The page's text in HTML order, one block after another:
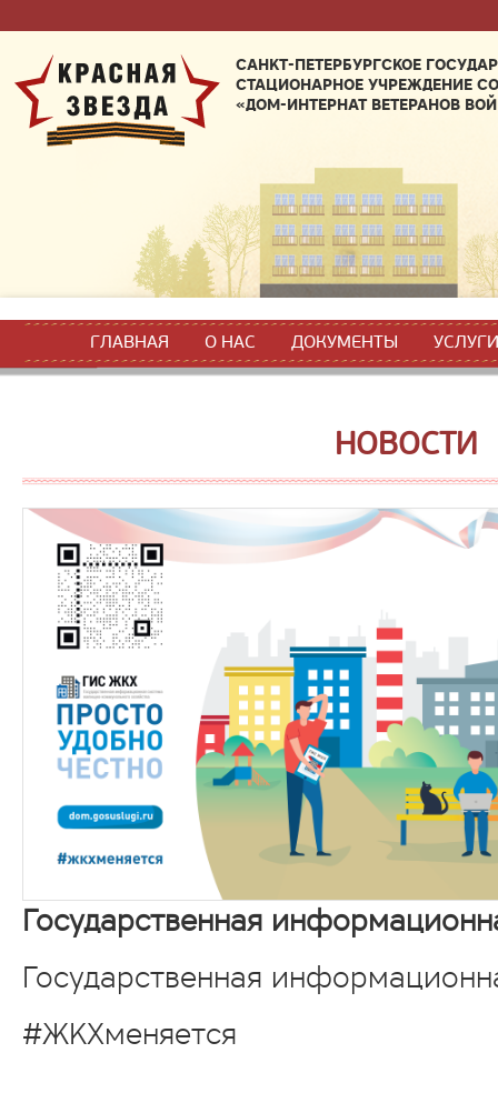
САНКТ-ПЕТЕРБУРГСКОЕ
СТАЦИОНАРНОЕ УЧРЕЖДЕНИЕ
«ДОМ-ИНТЕРНАТ ВЕТЕРАНОВ
ГЛАВНАЯ О НАС ДОКУМЕНТЫ УСЛУГИ
НОВОСТИ
Государственная
Государственная
#ЖКХменяется